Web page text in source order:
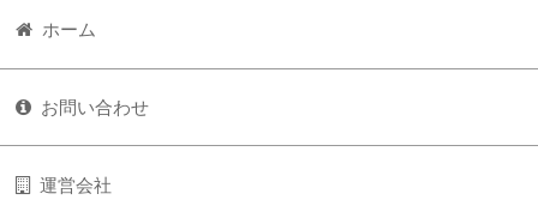
ホーム
お問い合わせ
運営会社